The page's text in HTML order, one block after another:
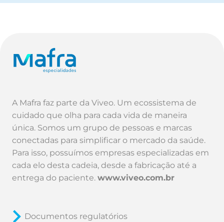
A Mafra faz parte da Viveo. Um ecossistema de
cuidado que olha para cada vida de maneira
única. Somos um grupo de pessoas e marcas
conectadas para simplificar o mercado da saúde.
Para isso, possuímos empresas especializadas em
cada elo desta cadeia, desde a fabricação até a
entrega do paciente.www.viveo.com.br
Documentos regulatórios